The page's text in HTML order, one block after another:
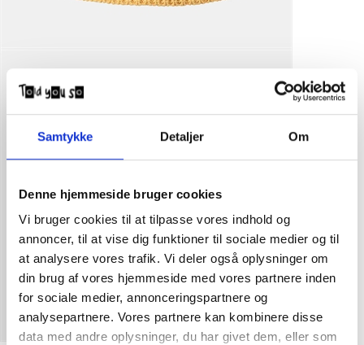
Samtykke Detaljer Om
Denne hjemmeside bruger cookies
Vi bruger cookies til at tilpasse vores indhold og
annoncer, til at vise dig funktioner til sociale medier og til
at analysere vores trafik. Vi deler også oplysninger om
din brug af vores hjemmeside med vores partnere inden
for sociale medier, annonceringspartnere og
analysepartnere. Vores partnere kan kombinere disse
data med andre oplysninger, du har givet dem, eller som